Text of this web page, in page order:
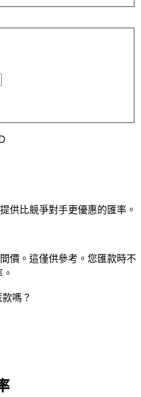
供比競爭對手更優惠的匯率。
價。這僅供參考。您匯款時不
嗎？